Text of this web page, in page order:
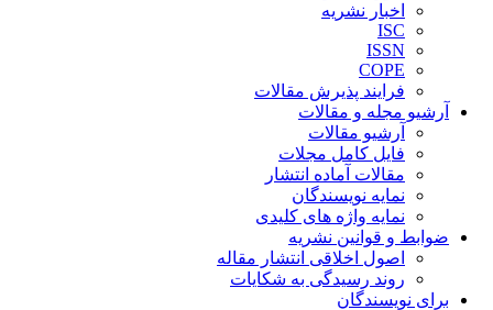
اخبار نشریه
ISC
ISSN
COPE
فرایند پذیرش مقالات
آرشیو مجله و مقالات
آرشیو مقالات
فایل کامل مجلات
مقالات آماده انتشار
نمایه نویسندگان
نمایه واژه های کلیدی
ضوابط و قوانین نشریه
اصول اخلاقی انتشار مقاله
روند رسیدگی به شکایات
برای نویسندگان